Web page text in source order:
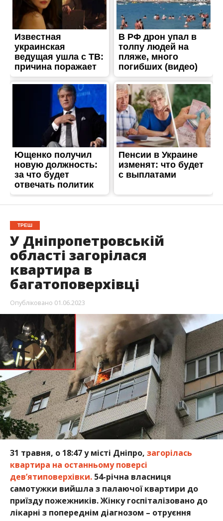
ТРЕШ
У Дніпропетровській
області загорілася
квартира в
багатоповерхівці
Опубліковано 01.06.2023
31 травня, о 18:47 у місті Дніпро, загорілась
квартира на останньому поверсі
дев’ятиповерхівки.54-річна власниця
самотужки вийшла з палаючої квартири до
приїзду пожежників. Жінку госпіталізовано до
лікарні з попереднім діагнозом – отруєння